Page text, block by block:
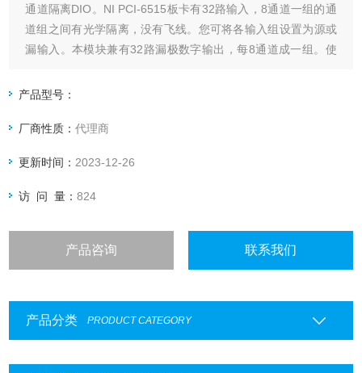
通道隔离DIO。NI PCI-6515板卡有32路输入，8通道一组的通
道组之间有光学隔离，没有飞线。您可将各输入组设置为源或
漏输入。本模块兼有32路漏极数字输出，每8通道成一组。使
和输入可达30VDC，开关电流可达150 mA。
产品型号：
厂商性质：代理商
更新时间： 2023-12-26
访 问 量：824
产品咨询 联系我们
产品分类 PRODUCT CATEGORY